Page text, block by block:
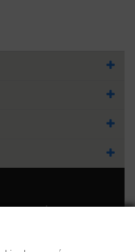
reservados